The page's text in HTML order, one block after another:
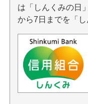
は「しんくみの日
から7日までを「し